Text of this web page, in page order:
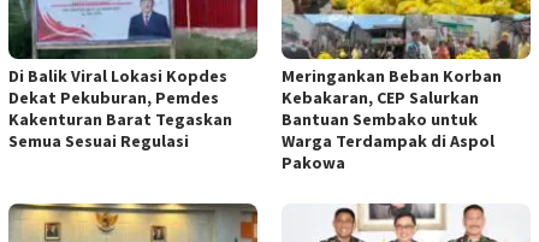
Di Balik Viral Lokasi Kopdes
Dekat Pekuburan, Pemdes
Kakenturan Barat Tegaskan
Semua Sesuai Regulasi
Meringankan Beban Korban
Kebakaran, CEP Salurkan
Bantuan Sembako untuk
Warga Terdampak di Aspol
Pakowa